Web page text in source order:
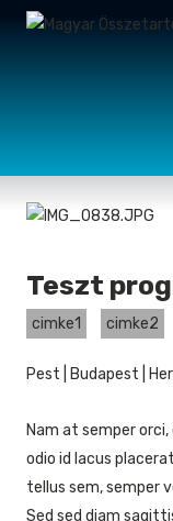
Teszt
cimke1 cimke2
Pest Budapest
Nam at semper
odio id lacus
tellus sem, semper
Sed sed diam